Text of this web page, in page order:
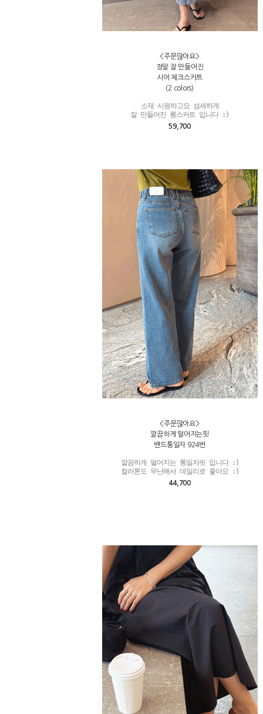
<주문많아요>
정말 잘 만들어진
시어 체크스커트
(2 colors)
소재 시원하고요 섬세하게
잘 만들어진 롱스커트 입니다 :)
59,700
<주문많아요>
깔끔하게 떨어지는핏
밴드통일자 924번
깔끔하게 떨어지는 통일자핏 입니다 :)
컬러톤도 무난해서 데일리로 좋아요 :)
44,700